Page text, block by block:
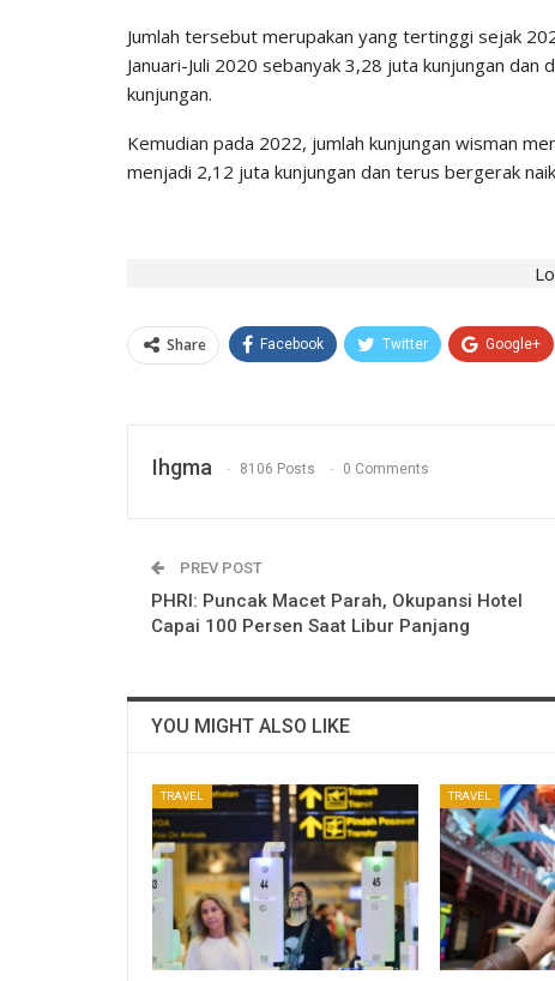
Jumlah tersebut merupakan yang tertinggi sejak
Januari-Juli 2020 sebanyak 3,28 juta kunjungan
kunjungan.
Kemudian pada 2022, jumlah kunjungan wisman
menjadi 2,12 juta kunjungan dan terus bergerak
Share Facebook Twitter Google+
Ihgma 8106 Posts 0 Comments
PREV POST
PHRI: Puncak Macet Parah, Okupansi Hotel
Capai 100 Persen Saat Libur Panjang
YOU MIGHT ALSO LIKE
TRAVEL TRAVEL